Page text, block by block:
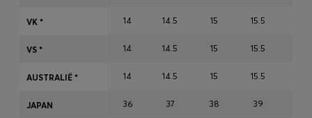
14 14.5 15 15.5
14 14.5 15 15.5
14 14.5 15 15.5
36 37 38 39
VK *
VS *
AUSTRALIЁ *
JAPAN